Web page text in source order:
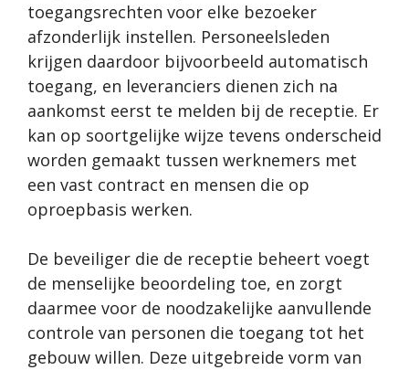
toegangsrechten voor elke bezoeker
afzonderlijk instellen. Personeelsleden
krijgen daardoor bijvoorbeeld automatisch
toegang, en leveranciers dienen zich na
aankomst eerst te melden bij de receptie. Er
kan op soortgelijke wijze tevens onderscheid
worden gemaakt tussen werknemers met
een vast contract en mensen die op
oproepbasis werken.
De beveiliger die de receptie beheert voegt
de menselijke beoordeling toe, en zorgt
daarmee voor de noodzakelijke aanvullende
controle van personen die toegang tot het
gebouw willen. Deze uitgebreide vorm van